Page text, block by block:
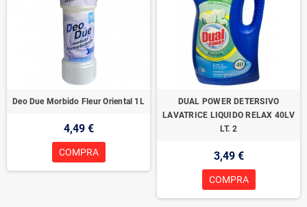
Deo Due Morbido Fleur Oriental 1L
4,49 €
COMPRA
DUAL POWER DETERSIVO
LAVATRICE LIQUIDO RELAX 40LV
LT. 2
3,49 €
COMPRA